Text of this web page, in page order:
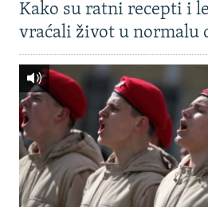
Kako su ratni recepti i
vraćali život u normalu